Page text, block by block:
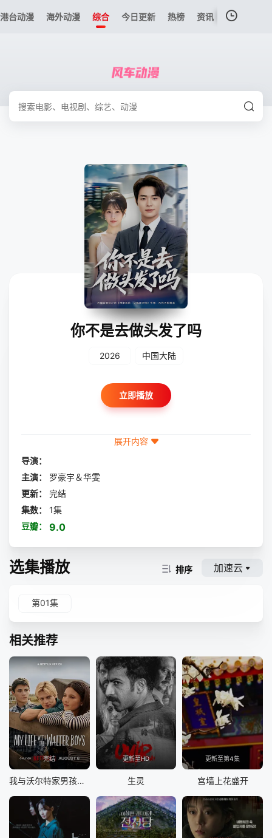
港台动漫 海外动漫 综合 今日更新 热榜 资讯
你不是去做头发了吗
2026 中国大陆
立即播放
展开内容
导演：
主演：
罗豪宇＆华雯
更新：
完结
集数：
1集
豆瓣：
9.0
选集播放 排序 加速云
第01集
相关推荐
完结
我与沃尔特家男孩的生活 第三季
更新至HD
生灵
更新至第4集
宫墙上花盛开